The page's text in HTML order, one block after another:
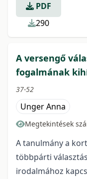
PDF
290
A versengő
fogalmának
37-52
Unger Anna
Megtekintések
A tanulmány a
többpárti
irodalmához